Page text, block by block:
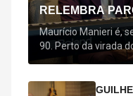
RELEMBRA
SECADA,
MAIS
Maurício Manieri é,
90. Perto da virada
estreou oficialmente
acompanham até